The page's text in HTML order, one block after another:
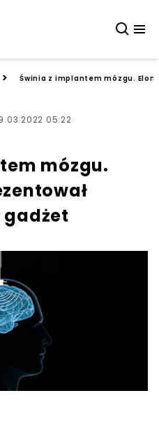
> Świnia z implantem mózgu.
05:22
mózgu.